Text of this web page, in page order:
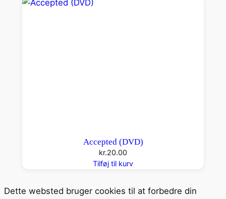
Accepted (DVD)
kr.20.00
Tilføj til kurv
Dette websted bruger cookies til at forbedre din